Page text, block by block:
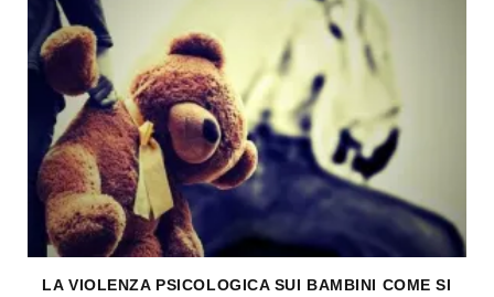
LA VIOLENZA PSICOLOGICA SUI BAMBINI COME SI